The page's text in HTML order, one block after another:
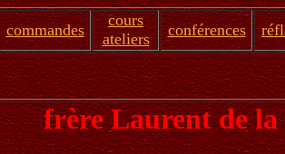
commandes
cours
ateliers
conférences
frère Laurent de